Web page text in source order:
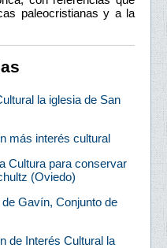
paleocristianas y a la
la iglesia de San
más interés cultural
Cultura para conservar
(Oviedo)
Gavín, Conjunto de
de Interés Cultural la